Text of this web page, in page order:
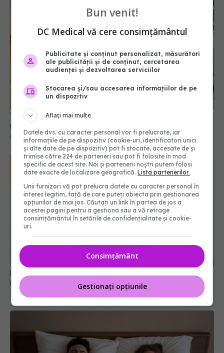
Tensiunea și colesterolul nu mai depind doar de
08 iul 2026, 10:40
Hipertensiunea arterială: Obiceiurile simple care
îți aduc 8 ani în plus de viață
25 mar 2026, 13:26
Bun venit!
DC Medical vă cere consimțământul
Publicitate și conținut personalizat, măsurători
ale publicității și de conținut, cercetarea
audienței și dezvoltarea serviciilor
Stocarea și/sau accesarea informațiilor de pe
un dispozitiv
Aflați mai multe
Datele dvs. cu caracter personal vor fi prelucrate, iar
informațiile de pe dispozitiv (cookie-uri, identificatori unici
și alte date de pe dispozitiv) pot fi stocate, accesate de și
trimise către 224 de parteneri sau pot fi folosite în mod
specific de acest site. Noi și partenerii noștri putem folosi
date exacte de localizare geografică.Lista partenerilor.
Unii furnizori vă pot prelucra datele cu caracter personal în
interes legitim, față de care puteți obiecta prin gestionarea
opțiunilor de mai jos. Căutați un link în partea de jos a
acestei pagini pentru a gestiona sau a vă retrage
consimțământul în setările de confidențialitate și cookie-
uri.
Consimțământ
Gestionați opțiunile